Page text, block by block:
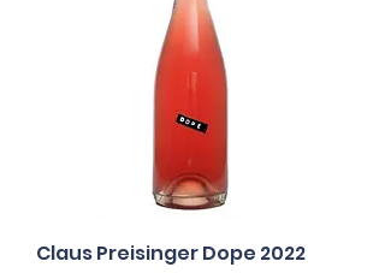
Claus Preisinger Dope 2022